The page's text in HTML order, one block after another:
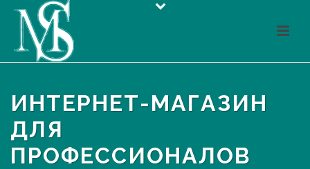
ИНТЕРНЕТ-МАГАЗИН
ДЛЯ
ПРОФЕССИОНАЛОВ